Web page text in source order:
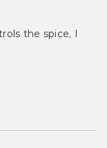
the spice, I